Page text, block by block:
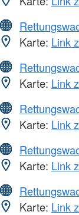
Karte: Link
Karte: Link
Karte: Link
Karte: Link
Karte: Link